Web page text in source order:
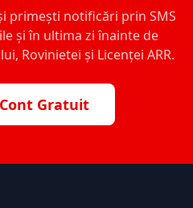
primești notificări prin SMS
și în ultima zi înainte de
Rovinietei și Licenței ARR.
Gratuit